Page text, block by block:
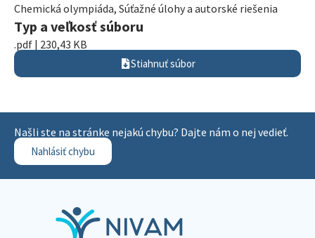
Chemická olympiáda, Súťažné úlohy a autorské riešenia
Typ a veľkosť súboru
.pdf | 230,43 KB
Stiahnuť súbor
Našli ste na stránke nejakú chybu? Dajte nám o nej vedieť.
Nahlásiť chybu